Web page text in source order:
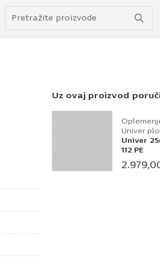
Uz ovaj proizvod
Univer
Univer
112 PE